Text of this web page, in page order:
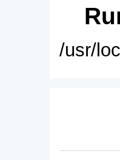
/usr/